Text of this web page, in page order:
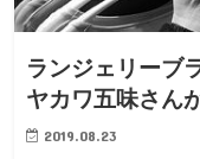
ランジェリーブ
ヤカワ五味さん
2019.08.23